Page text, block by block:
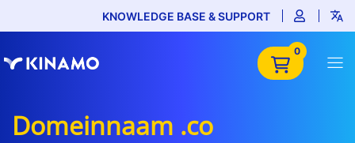
KNOWLEDGE BASE & SUPPORT
0
Domeinnaam .co